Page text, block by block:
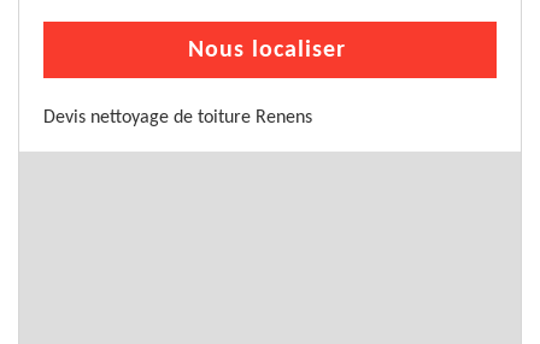
Nous localiser
Devis nettoyage de toiture Renens